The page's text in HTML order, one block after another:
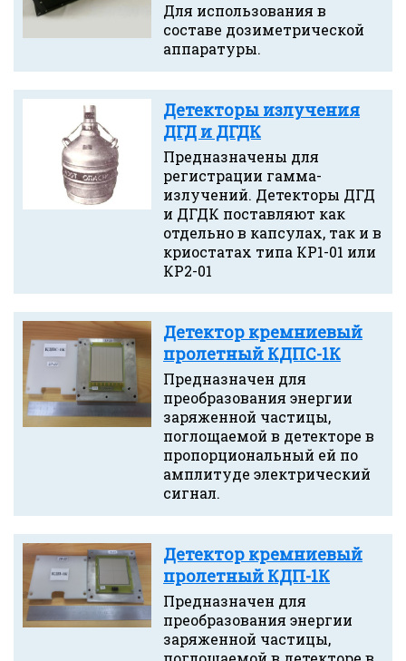
Для использования в
составе дозиметрической
аппаратуры.
Детекторы излучения
ДГД и ДГДК
Предназначены для
регистрации гамма-
излучений. Детекторы ДГД
и ДГДК поставляют как
отдельно в капсулах, так и в
криостатах типа КР1-01 или
КР2-01
Детектор кремниевый
пролетный КДПС-1К
Предназначен для
преобразования энергии
заряженной частицы,
поглощаемой в детекторе в
пропорциональный ей по
амплитуде электрический
сигнал.
Детектор кремниевый
пролетный КДП-1К
Предназначен для
преобразования энергии
заряженной частицы,